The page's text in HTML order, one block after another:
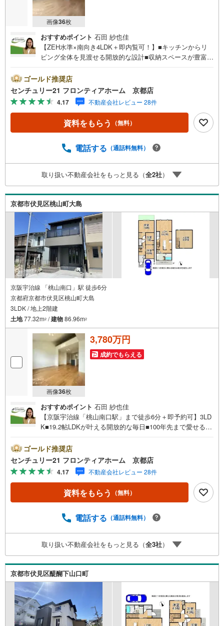
画像36枚
おすすめポイント 石田 紗也佳
【ZEH水準×南向き4LDK＋即内覧可！】■キッチンからリ
ビング全体を見渡せる開放的な設計■収納スペースが豊富
車の出し入れもスムーズ 特徴・高い断熱性能と省エネ設備
を備え、夏は涼しく冬は暖かい快適な住環境・家族それぞ
れの個室をしっかり確保できる、使い勝手の良い間取り構
成・主寝室には広々としたバルコニーを配置 立地・美豆小
学校まで徒歩約31分・大淀中学校まで徒歩約39分 弊社が選
ばれる理由 1.お金の扱い方のプロ、ファイナンシャルプラ
きる売却専門チームあり！3.たくさんの銀行と繋がりがあ
ームプランナーがご提案！5.定期的にご連絡を繋ぎ、有事
の際に迅速にサポートいたします弊社は専門家同士が連携
をとっているため、より多くの知見がございます。お気軽
にお問合せください！
ゴールド推奨店
センチュリー21 フロンティアホーム 京都店
4.17 不動産会社レビュー 28件
資料をもらう （無料）
電話する （通話料無料）
取り扱い不動産会社をもっと見る（全2社）
京都市伏見区桃山町大島
京阪宇治線 「桃山南口」駅 徒歩6分
京都府京都市伏見区桃山町大島
3LDK / 地上2階建
土地77.32m2 /建物86.96m2
画像36枚
3,780万円
成約でもらえる
おすすめポイント 石田 紗也佳
【京阪宇治線「桃山南口駅」まで徒歩6分＋即予約可】3LD
K■19.2帖LDKが叶える開放的な毎日■100年先まで愛せる邸
収納庫あり 特徴・南向きにつき、採光・通風良好です。・
桃山南小学校まで徒歩7分で、お子さまの通学も安心な距離
感です。・フレスコ桃山南口店まで徒歩4分で、毎日のお買
い物にも便利な立地です。 立地・桃山南小学校まで徒歩約
7分・桃山中学校まで徒歩約35分 弊社が選ばれる理由 1.お
金の扱い方のプロ、ファイナンシャルプランナーが資金計
ームあり！3.たくさんの銀行と繋がりがあるため、最も低
がご提案！5.定期的にご連絡を繋ぎ、有事の際に迅速にサ
ポートいたします弊社は専門家同士が連携をとっているた
め、より多くの知見がございます。お気軽にお問合せくだ
さい！
ゴールド推奨店
センチュリー21 フロンティアホーム 京都店
4.17 不動産会社レビュー 28件
資料をもらう （無料）
電話する （通話料無料）
取り扱い不動産会社をもっと見る（全3社）
京都市伏見区醍醐下山口町